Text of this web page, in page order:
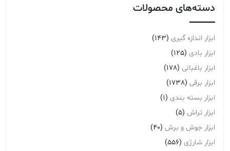
دسته‌های محصولات
ابزار اندازه گیری (143)
ابزار بادی (125)
ابزار باغبانی (178)
ابزار برقی (1738)
ابزار بسته بندی (1)
ابزار تراش (5)
ابزار جوش و برش (40)
ابزار شارژی (556)